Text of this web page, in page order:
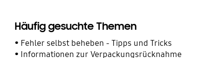
Häufig gesuchte Themen
Fehler selbst beheben - Tipps und Tricks
Informationen zur Verpackungsrücknahme